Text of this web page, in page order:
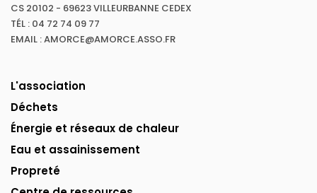
CS 20102 - 69623 VILLEURBANNE CEDEX
TÉL : 04 72 74 09 77
EMAIL : AMORCE@AMORCE.ASSO.FR
L'association
Déchets
Énergie et réseaux de chaleur
Eau et assainissement
Propreté